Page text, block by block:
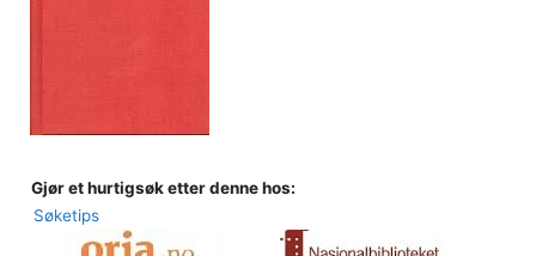
Gjør et hurtigsøk etter denne hos:
Søketips